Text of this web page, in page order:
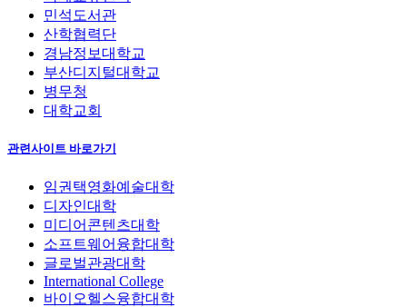
민석도서관
산학협력단
경남정보대학교
부산디지털대학교
병무청
대학교회
관련사이트 바로가기
임권택영화예술대학
디자인대학
미디어콘텐츠대학
소프트웨어융합대학
글로벌관광대학
International College
바이오헬스융합대학